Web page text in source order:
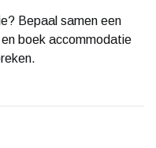
Bepaal samen een
boek accommodatie